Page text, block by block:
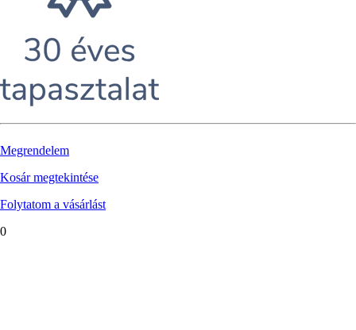
Megrendelem
Kosár megtekintése
Folytatom a vásárlást
0